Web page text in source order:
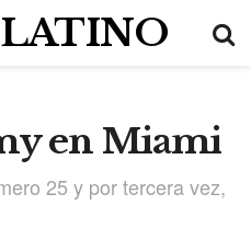
en Miami
25 y por tercera vez,